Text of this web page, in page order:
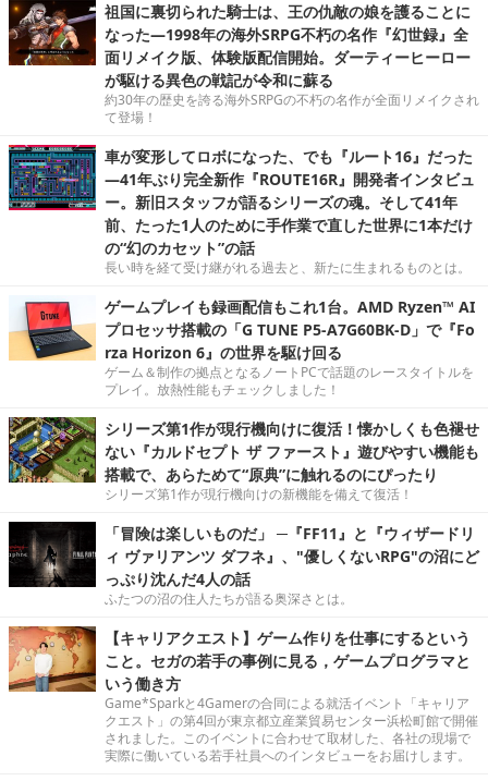
祖国に裏切られた騎士は、王の仇敵の娘を護ることに
なった―1998年の海外SRPG不朽の名作『幻世録』全
面リメイク版、体験版配信開始。ダーティーヒーロー
が駆ける異色の戦記が令和に蘇る
約30年の歴史を誇る海外SRPGの不朽の名作が全面リメイクされ
て登場！
車が変形してロボになった、でも『ルート16』だった
―41年ぶり完全新作『ROUTE16R』開発者インタビュ
ー。新旧スタッフが語るシリーズの魂。そして41年
前、たった1人のために手作業で直した世界に1本だけ
の“幻のカセット”の話
長い時を経て受け継がれる過去と、新たに生まれるものとは。
ゲームプレイも録画配信もこれ1台。AMD Ryzen™ AI
プロセッサ搭載の「G TUNE P5-A7G60BK-D」で『Fo
rza Horizon 6』の世界を駆け回る
ゲーム＆制作の拠点となるノートPCで話題のレースタイトルを
プレイ。放熱性能もチェックしました！
シリーズ第1作が現行機向けに復活！懐かしくも色褪せ
ない『カルドセプト ザ ファースト』遊びやすい機能も
搭載で、あらためて“原典”に触れるのにぴったり
シリーズ第1作が現行機向けの新機能を備えて復活！
「冒険は楽しいものだ」 ─『FF11』と『ウィザードリ
ィ ヴァリアンツ ダフネ』、"優しくないRPG"の沼にど
っぷり沈んだ4人の話
ふたつの沼の住人たちが語る奥深さとは。
【キャリアクエスト】ゲーム作りを仕事にするという
こと。セガの若手の事例に見る，ゲームプログラマと
いう働き方
Game*Sparkと4Gamerの合同による就活イベント「キャリア
クエスト」の第4回が東京都立産業貿易センター浜松町館で開催
されました。このイベントに合わせて取材した、各社の現場で
実際に働いている若手社員へのインタビューをお届けします。